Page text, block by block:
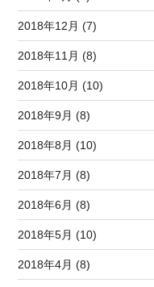
2018年12月 (7)
2018年11月 (8)
2018年10月 (10)
2018年9月 (8)
2018年8月 (10)
2018年7月 (8)
2018年6月 (8)
2018年5月 (10)
2018年4月 (8)